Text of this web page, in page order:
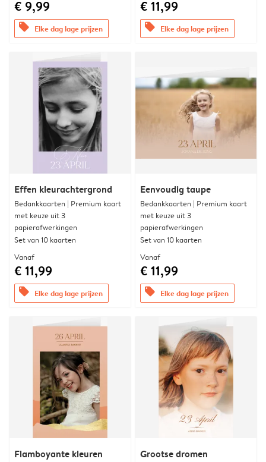
€ 9,99
offers Elke dag lage prijzen
€ 11,99
offers Elke dag lage prijzen
Effen kleurachtergrond
Bedankkaarten | Premium kaart
met keuze uit 3
papierafwerkingen
Set van 10 kaarten
Vanaf
€ 11,99
offers Elke dag lage prijzen
Eenvoudig taupe
Bedankkaarten | Premium kaart
met keuze uit 3
papierafwerkingen
Set van 10 kaarten
Vanaf
€ 11,99
offers Elke dag lage prijzen
Flamboyante kleuren Grootse dromen